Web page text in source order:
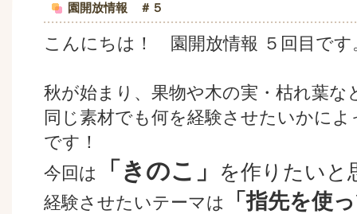
園開放情報 ＃５
こんにちは！ 園開放情報 ５回目です
秋が始まり、果物や木の実・枯れ葉
同じ素材でも何を経験させたいかに
です！
今回は
「きのこ」 を作りたいと
経験させたいテーマは 「指先を使